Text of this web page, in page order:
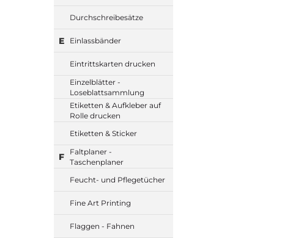
Durchschreibesätze
E Einlassbänder
Eintrittskarten drucken
Einzelblätter -
Loseblattsammlung
Etiketten & Aufkleber auf
Rolle drucken
Etiketten & Sticker
F
Faltplaner -
Taschenplaner
Feucht- und Pflegetücher
Fine Art Printing
Flaggen - Fahnen